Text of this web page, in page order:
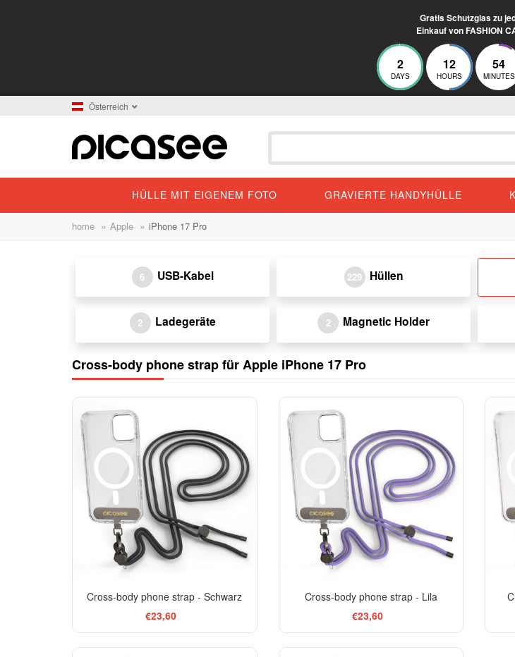
Gratis Schutzglas zu
Einkauf von FASHION
2
DAYS
12
HOURS
54
MINUTES
Österreich
HÜLLE MIT EIGENEM FOTO GRAVIERTE HANDYHÜLLE
home » Apple » iPhone 17 Pro
6 USB-Kabel 229 Hüllen
2 Ladegeräte 2 Magnetic Holder
Cross-body phone strap für Apple iPhone 17 Pro
Cross-body phone strap - Schwarz
€23,60
Cross-body phone strap - Lila
€23,60